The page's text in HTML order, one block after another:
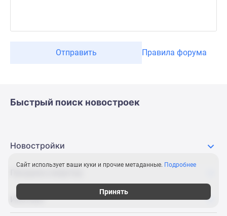
Отправить Правила форума
Быстрый поиск новостроек
Новостройки
Ипотека
Сайт использует ваши куки и прочие метаданные. Подробнее
Принять